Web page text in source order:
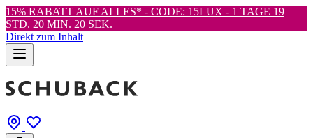
15% RABATT AUF ALLES* - CODE: 15LUX - 1 TAGE 19
STD. 20 MIN. 19 SEK.
Direkt zum Inhalt